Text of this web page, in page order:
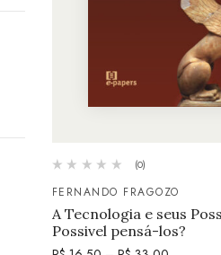
(0)
FERNANDO FRAGOZO
A Tecnologia e seus
Possivel pensá-los?